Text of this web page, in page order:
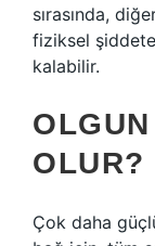
sırasında,
fiziksel
kalabilir.
OLUR?
Çok daha